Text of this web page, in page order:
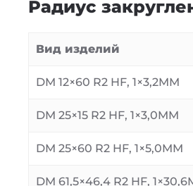
Радиус
Вид изделий
DM 12×60 R2 HF, 1×3,2MM
DM 25×15 R2 HF, 1×3,0MM
DM 25×60 R2 HF, 1×5,0MM
DM 61,5×46,4 R2 HF,